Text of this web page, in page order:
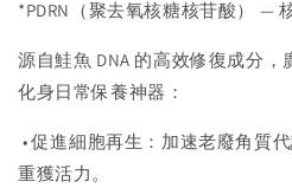
*PDRN（聚去氧核糖核苷酸） —
源自鮭魚 DNA 的高效修復成分
化身日常保養神器：
• 促進細胞再生：加速老廢角質
重獲活力。